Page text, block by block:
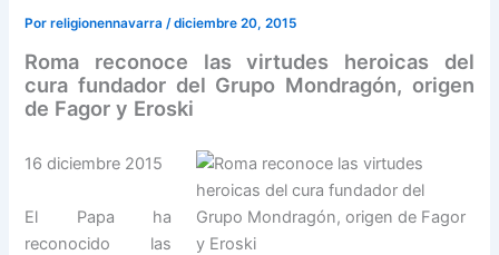
Porreligionennavarra/diciembre 20, 2015
Roma reconoce las virtudes heroicas del
cura fundador del Grupo Mondragón, origen
de Fagor y Eroski
16 diciembre 2015
El Papa ha
reconocido las